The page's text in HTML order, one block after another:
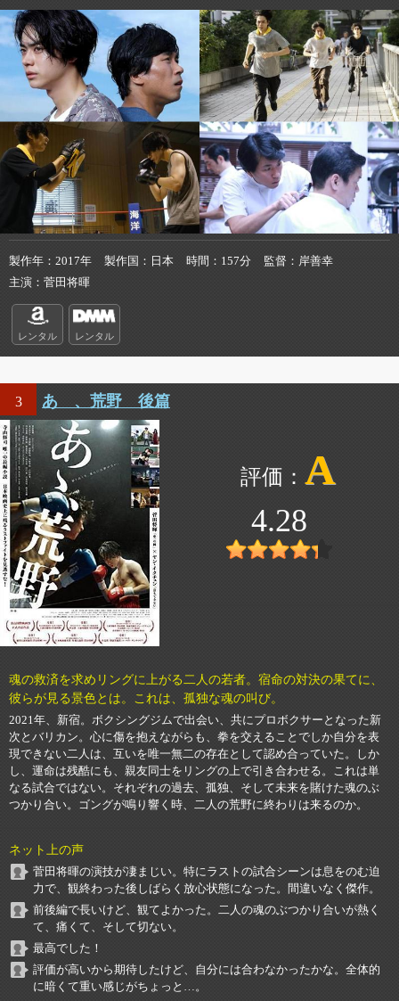
製作年 2017年 製作国 日本 時間 157分 監督
岸善幸
主演
菅田将暉
レンタル レンタル
3 あゝ、荒野 後篇
A
4.28
魂の救済を求めリングに上がる二人の若者。宿命の対決の果てに、
彼らが見る景色とは。これは、孤独な魂の叫び。
2021年、新宿。ボクシングジムで出会い、共にプロボクサーとなった新
次とバリカン。心に傷を抱えながらも、拳を交えることでしか自分を表
現できない二人は、互いを唯一無二の存在として認め合っていた。しか
し、運命は残酷にも、親友同士をリングの上で引き合わせる。これは単
なる試合ではない。それぞれの過去、孤独、そして未来を賭けた魂のぶ
つかり合い。ゴングが鳴り響く時、二人の荒野に終わりは来るのか。
ネット上の声
菅田将暉の演技が凄まじい。特にラストの試合シーンは息をのむ迫
力で、観終わった後しばらく放心状態になった。間違いなく傑作。
前後編で長いけど、観てよかった。二人の魂のぶつかり合いが熱く
て、痛くて、そして切ない。
最高でした！
評価が高いから期待したけど、自分には合わなかったかな。全体的
に暗くて重い感じがちょっと…。